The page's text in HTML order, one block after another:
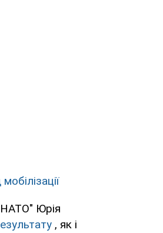
НАТО" Юрія
, як і